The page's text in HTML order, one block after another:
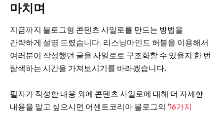
마치며
지금까지 블로그형 콘텐츠 사일로를 만드는 방법을
간략하게 설명 드렸습니다. 리스닝마인드 허블을 이용해서
여러분이 작성했던 글을 사일로로 구조화할 수 있을지 한 번
탐색하는 시간을 가져보시기를 바라겠습니다.
필자가 작성한 내용 외에 콘텐츠 사일로에 대해 더 자세한
내용을 알고 싶으시면 어센트코리아 블로그의 ‘16가지